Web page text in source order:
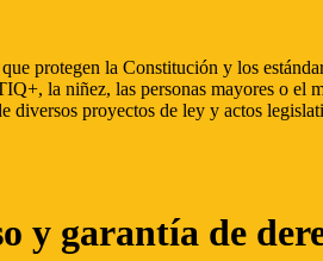
protegen la Constitución y los
la niñez, las personas mayores o el
proyectos de ley y actos
y garantía de